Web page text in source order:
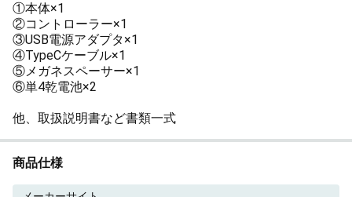
①本体×1
②コントローラー×1
③USB電源アダプタ×1
④TypeCケーブル×1
⑤メガネスペーサー×1
⑥単4乾電池×2
他、取扱説明書など書類一式
商品仕様